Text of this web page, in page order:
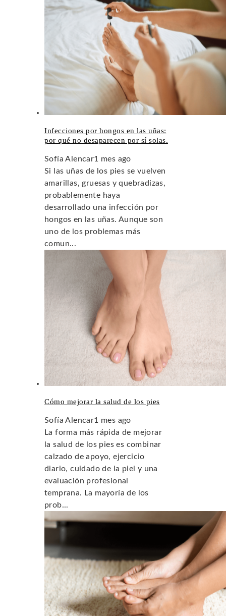
Infecciones por hongos en las uñas:
por qué no desaparecen por sí solas.
Sofía Alencar1 mes ago
Si las uñas de los pies se vuelven
amarillas, gruesas y quebradizas,
probablemente haya
desarrollado una infección por
hongos en las uñas. Aunque son
uno de los problemas más
comun...
Cómo mejorar la salud de los pies
Sofía Alencar1 mes ago
La forma más rápida de mejorar
la salud de los pies es combinar
calzado de apoyo, ejercicio
diario, cuidado de la piel y una
evaluación profesional
temprana. La mayoría de los
prob...